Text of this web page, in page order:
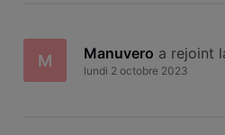
M Manuvero a rejoint
lundi 2 octobre 2023